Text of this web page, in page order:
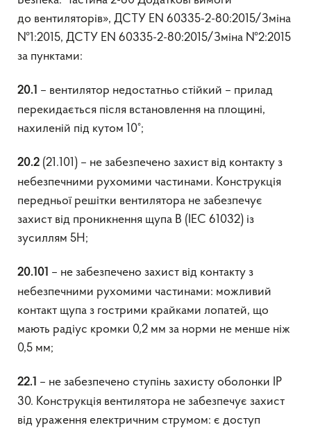
до вентиляторів», ДСТУ ЕN 60335-2-80:2015/Зміна
№1:2015, ДСТУ ЕN 60335-2-80:2015/Зміна №2:2015
за пунктами:
20.1 – вентилятор недостатньо стійкий – прилад
перекидається після встановлення на площині,
нахиленій під кутом 10°;
20.2 (21.101) – не забезпечено захист від контакту з
небезпечними рухомими частинами. Конструкція
передньої решітки вентилятора не забезпечує
захист від проникнення щупа В (ІЕС 61032) із
зусиллям 5Н;
20.101 – не забезпечено захист від контакту з
небезпечними рухомими частинами: можливий
контакт щупа з гострими крайками лопатей, що
мають радіус кромки 0,2 мм за норми не менше ніж
0,5 мм;
22.1 – не забезпечено ступінь захисту оболонки IP
30. Конструкція вентилятора не забезпечує захист
від ураження електричним струмом: є доступ